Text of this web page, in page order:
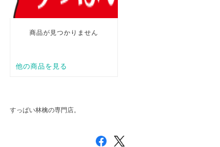
すっぱい林檎の専門店。